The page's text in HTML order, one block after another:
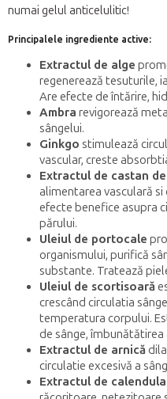
numai gelul anticelulitic!
Principalele ingrediente active:
Extractul de alge
regenerează tesuturile,
Are efecte de întărire,
Ambra revigorează
sângelui.
Ginkgo stimulează
vascular, creste
Extractul de castan
alimentarea vasculară
efecte benefice asupra
părului.
Uleiul de portocale
organismului, purifică
substante. Tratează
Uleiul de scortisoară
crescând circulatia
temperatura corpului.
de sânge, îmbunătătirea
Extractul de arnică
circulatie excesivă a
Extractul de calendula